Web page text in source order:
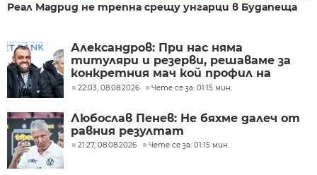
Реал Мадрид не трепна срещу унгарци в Будапеща
Александров: При нас няма
титуляри и резерви, решаваме за
конкретния мач кой профил на
футболисти ни е нужен
22:03, 08.08.2026 Чете се за: 01:15 мин.
Любослав Пенев: Не бяхме далеч от
равния резултат
21:27, 08.08.2026 Чете се за: 01:15 мин.